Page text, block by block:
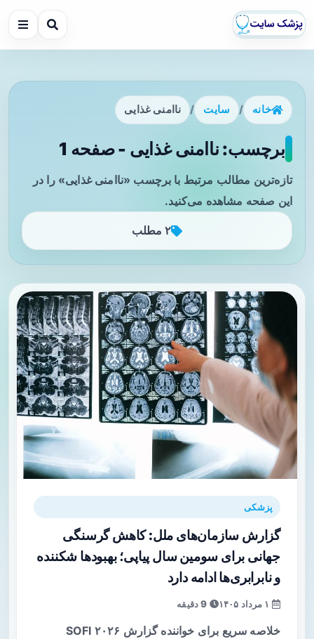
خانه / سایت / ناامنی غذایی
برچسب: ناامنی غذایی - صفحه 1
تازه‌ترین مطالب مرتبط با برچسب «ناامنی غذایی» را در
این صفحه مشاهده می‌کنید.
۲ مطلب
پزشکی
گزارش سازمان‌های ملل: کاهش گرسنگی
جهانی برای سومین سال پیاپی؛ بهبودها شکننده
و نابرابری‌ها ادامه دارد
خلاصه سریع برای خواننده گزارش SOFI ۲۰۲۶